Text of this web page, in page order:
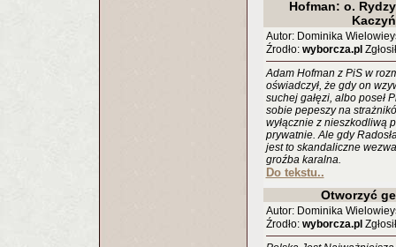
Hofman: o.
Autor: Dominika
Źrodło: wyborcza.pl
Adam Hofman z PiS w
oświadczył, że gdy on
suchej gałęzi, albo poseł
sobie pepeszy na
wyłącznie z nieszkodliwą
prywatnie. Ale gdy
jest to skandaliczne
groźba karalna.
Do tekstu..
Otworzyć
Autor: Dominika
Źrodło: wyborcza.pl